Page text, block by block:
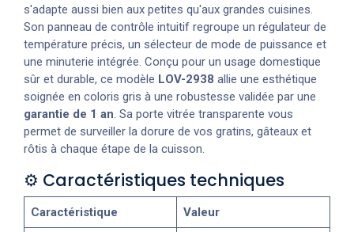
s'adapte aussi bien aux petites qu'aux grandes cuisines.
Son panneau de contrôle intuitif regroupe un régulateur de
température précis, un sélecteur de mode de puissance et
une minuterie intégrée. Conçu pour un usage domestique
sûr et durable, ce modèle LOV-2938 allie une esthétique
soignée en coloris gris à une robustesse validée par une
garantie de 1 an. Sa porte vitrée transparente vous
permet de surveiller la dorure de vos gratins, gâteaux et
rôtis à chaque étape de la cuisson.
⚙️ Caractéristiques techniques
Caractéristique Valeur